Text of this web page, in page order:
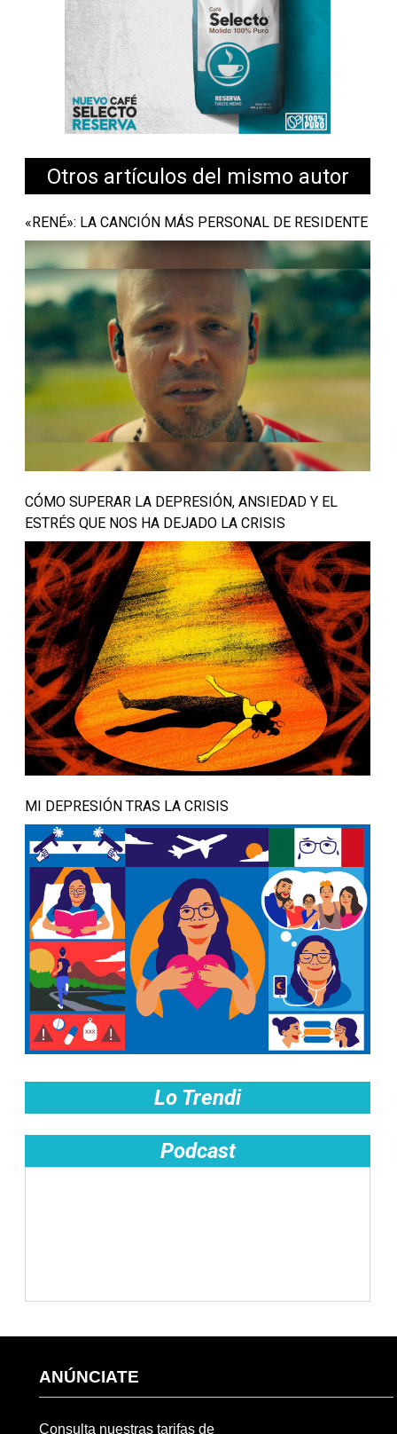
Otros artículos del mismo autor
«RENÉ»: LA CANCIÓN MÁS PERSONAL DE RESIDENTE
CÓMO SUPERAR LA DEPRESIÓN, ANSIEDAD Y EL
ESTRÉS QUE NOS HA DEJADO LA CRISIS
MI DEPRESIÓN TRAS LA CRISIS
Lo Trendi
Podcast
ANÚNCIATE
Consulta nuestras tarifas de